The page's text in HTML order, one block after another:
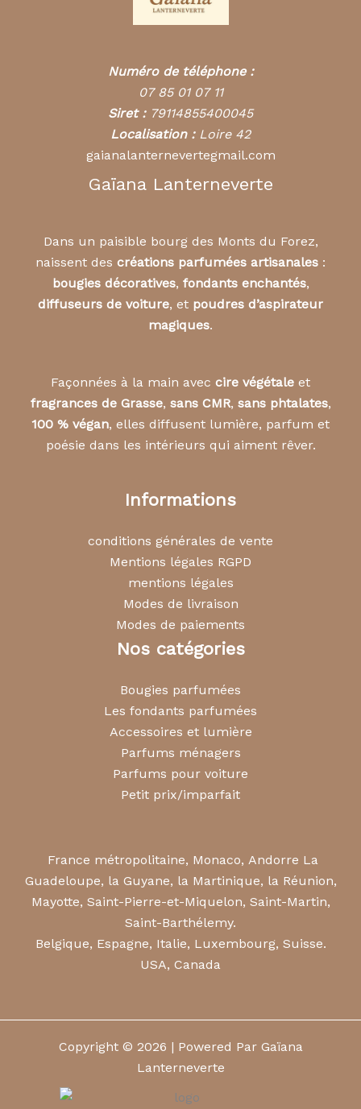
Numéro de téléphone :
07 85 01 07 11
Siret : 79114855400045
Localisation :Loire 42
gaianalanternevertegmail.com
Gaïana Lanterneverte
Dans un paisible bourg des Monts du Forez,
naissent des créations parfumées artisanales :
bougies décoratives, fondants enchantés,
diffuseurs de voiture, et poudres d’aspirateur
magiques.
Façonnées à la main avec cire végétale et
fragrances de Grasse, sans CMR, sans phtalates,
100 % végan, elles diffusent lumière, parfum et
poésie dans les intérieurs qui aiment rêver.
Informations
conditions générales de vente
Mentions légales RGPD
mentions légales
Modes de livraison
Modes de paiements
Nos catégories
Bougies parfumées
Les fondants parfumées
Accessoires et lumière
Parfums ménagers
Parfums pour voiture
Petit prix/imparfait
France métropolitaine, Monaco, Andorre La
Guadeloupe, la Guyane, la Martinique, la Réunion,
Mayotte, Saint-Pierre-et-Miquelon, Saint-Martin,
Saint-Barthélemy.
Belgique, Espagne, Italie, Luxembourg, Suisse.
USA, Canada
Copyright © 2026 | Powered Par Gaïana
Lanterneverte